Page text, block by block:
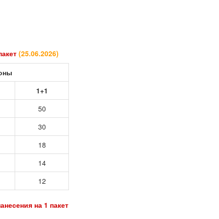
(25.06.2026)
1+1
50
30
18
14
12
на 1 пакет